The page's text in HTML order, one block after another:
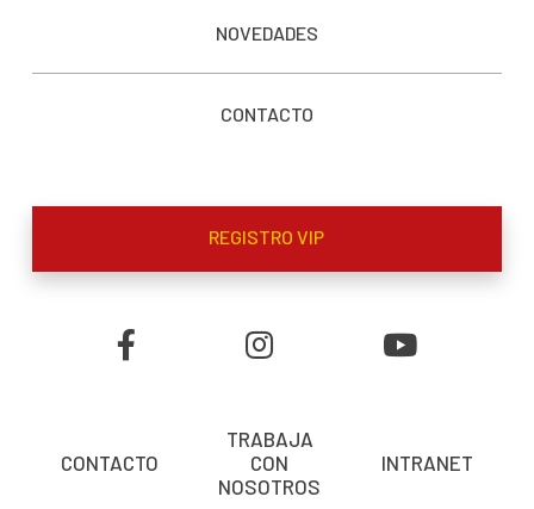
NOVEDADES
CONTACTO
REGISTRO VIP
CONTACTO
TRABAJA
CON
NOSOTROS
INTRANET